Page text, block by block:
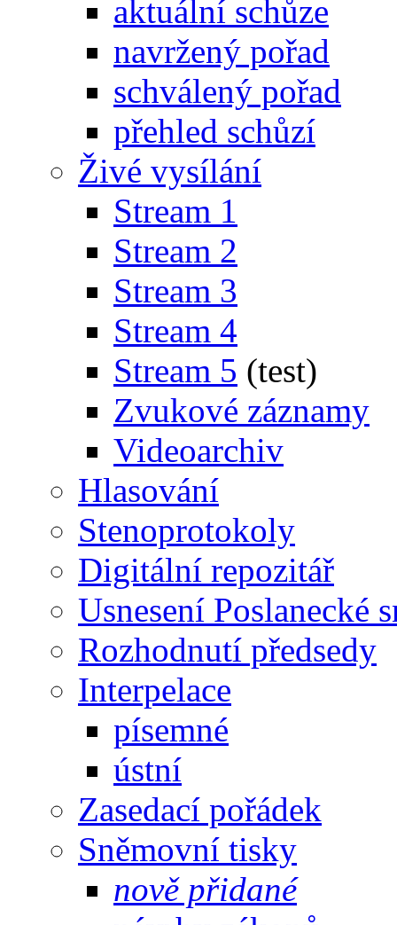
aktuální schůze
navržený pořad
schválený pořad
přehled schůzí
Živé vysílání
Stream 1
Stream 2
Stream 3
Stream 4
Stream 5 (test)
Zvukové záznamy
Videoarchiv
Hlasování
Stenoprotokoly
Digitální repozitář
Usnesení Poslanecké
Rozhodnutí předsedy
Interpelace
písemné
ústní
Zasedací pořádek
Sněmovní tisky
nově přidané